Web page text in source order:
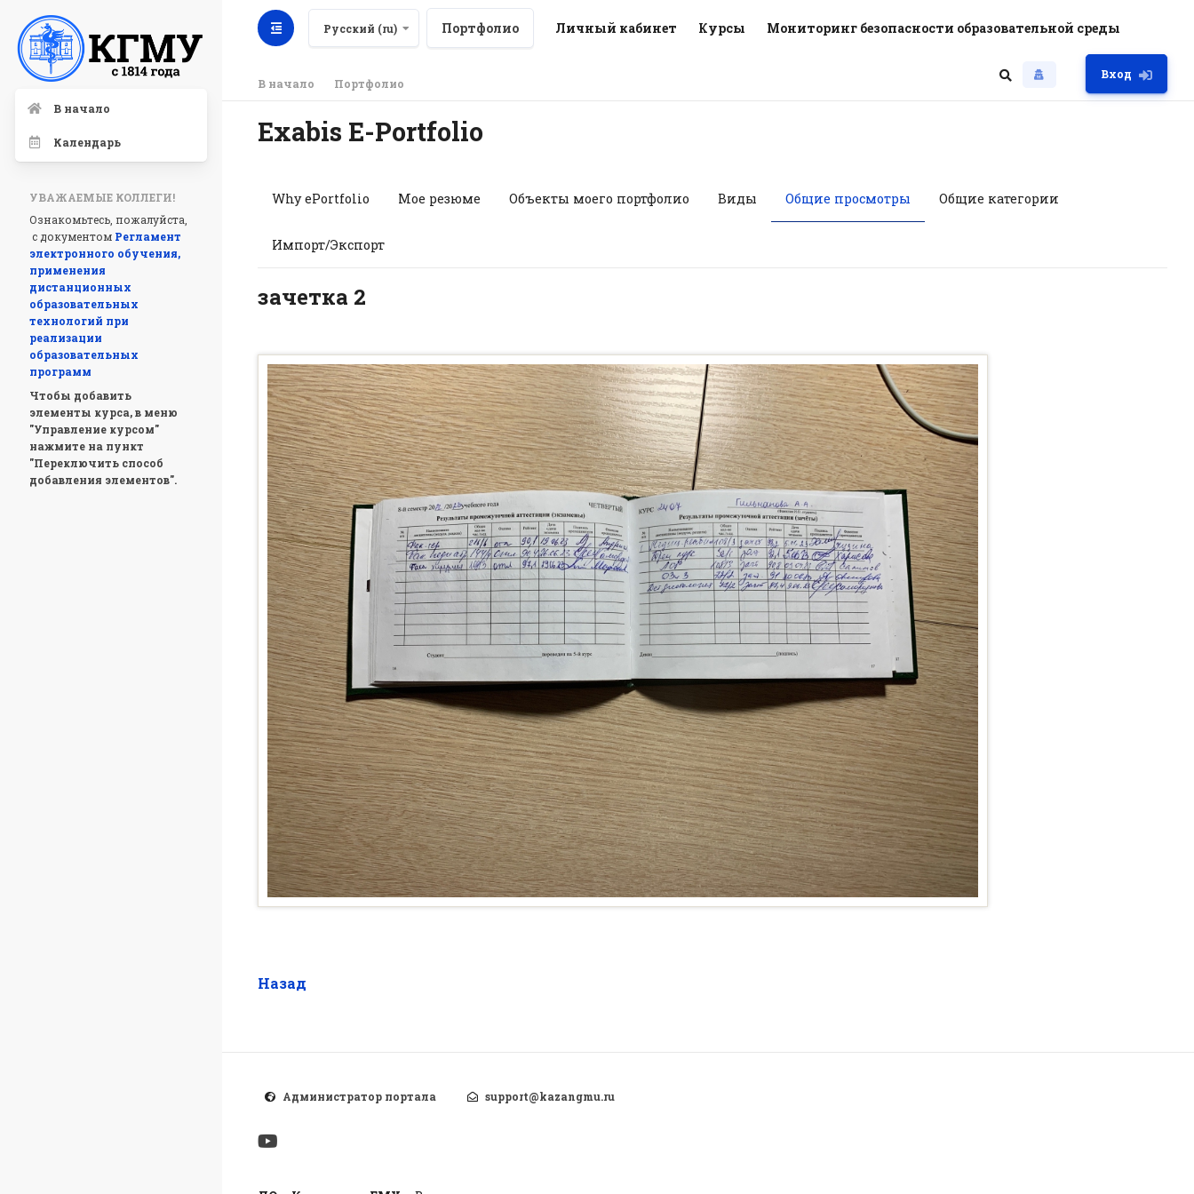
Русский ‎(ru)‎ Портфолио Личный кабинет Курсы Мониторинг безопасности образовательной среды
Вход
В начало Портфолио
Exabis E-Portfolio
Why ePortfolio Мое резюме Объекты моего портфолио Виды Общие просмотры Общие категории
Импорт/Экспорт
зачетка 2
Назад
В начало
Календарь
УВАЖАЕМЫЕ КОЛЛЕГИ!
Ознакомьтесь, пожалуйста,
с документом Регламент
электронного обучения,
применения
дистанционных
образовательных
технологий при
реализации
образовательных
программ
Чтобы добавить
элементы курса, в меню
"Управление курсом"
нажмите на пункт
"Переключить способ
добавления элементов".
Администратор портала support@kazangmu.ru